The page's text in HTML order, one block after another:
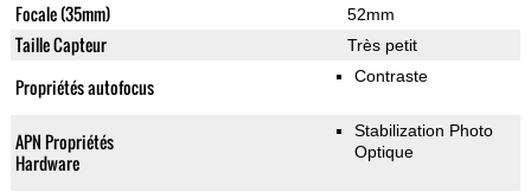
Focale (35mm) 52mm
Taille Capteur Très petit
Propriétés autofocus Contraste
APN Propriétés
Hardware
Stabilization Photo
Optique